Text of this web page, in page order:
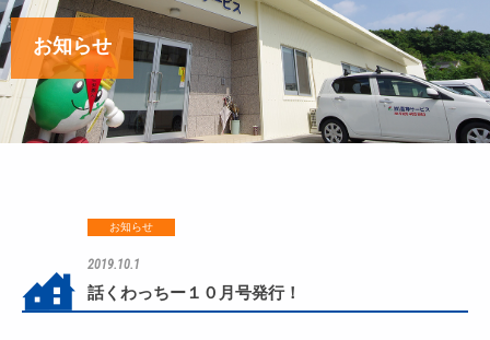
お知らせ
お知らせ
2019.10.1
話くわっちー１０月号発行！